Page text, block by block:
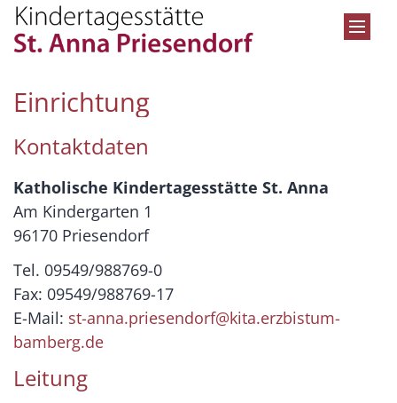
Zum Inhalt springen
Einrichtung
Kontaktdaten
Katholische Kindertagesstätte St. Anna
Am Kindergarten 1
96170 Priesendorf
Tel. 09549/988769-0
Fax: 09549/988769-17
E-Mail: st-anna.priesendorf@kita.erzbistum-
bamberg.de
Leitung